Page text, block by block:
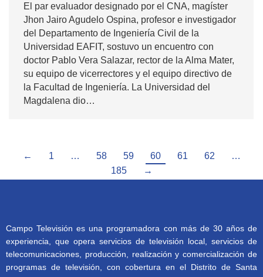
El par evaluador designado por el CNA, magíster
Jhon Jairo Agudelo Ospina, profesor e investigador
del Departamento de Ingeniería Civil de la
Universidad EAFIT, sostuvo un encuentro con
doctor Pablo Vera Salazar, rector de la Alma Mater,
su equipo de vicerrectores y el equipo directivo de
la Facultad de Ingeniería. La Universidad del
Magdalena dio…
← 1 … 58 59 60 61 62
…
185
→
Campo Televisión es una programadora con más de 30 años de
experiencia, que opera servicios de televisión local, servicios de
telecomunicaciones, producción, realización y comercialización de
programas de televisión, con cobertura en el Distrito de Santa